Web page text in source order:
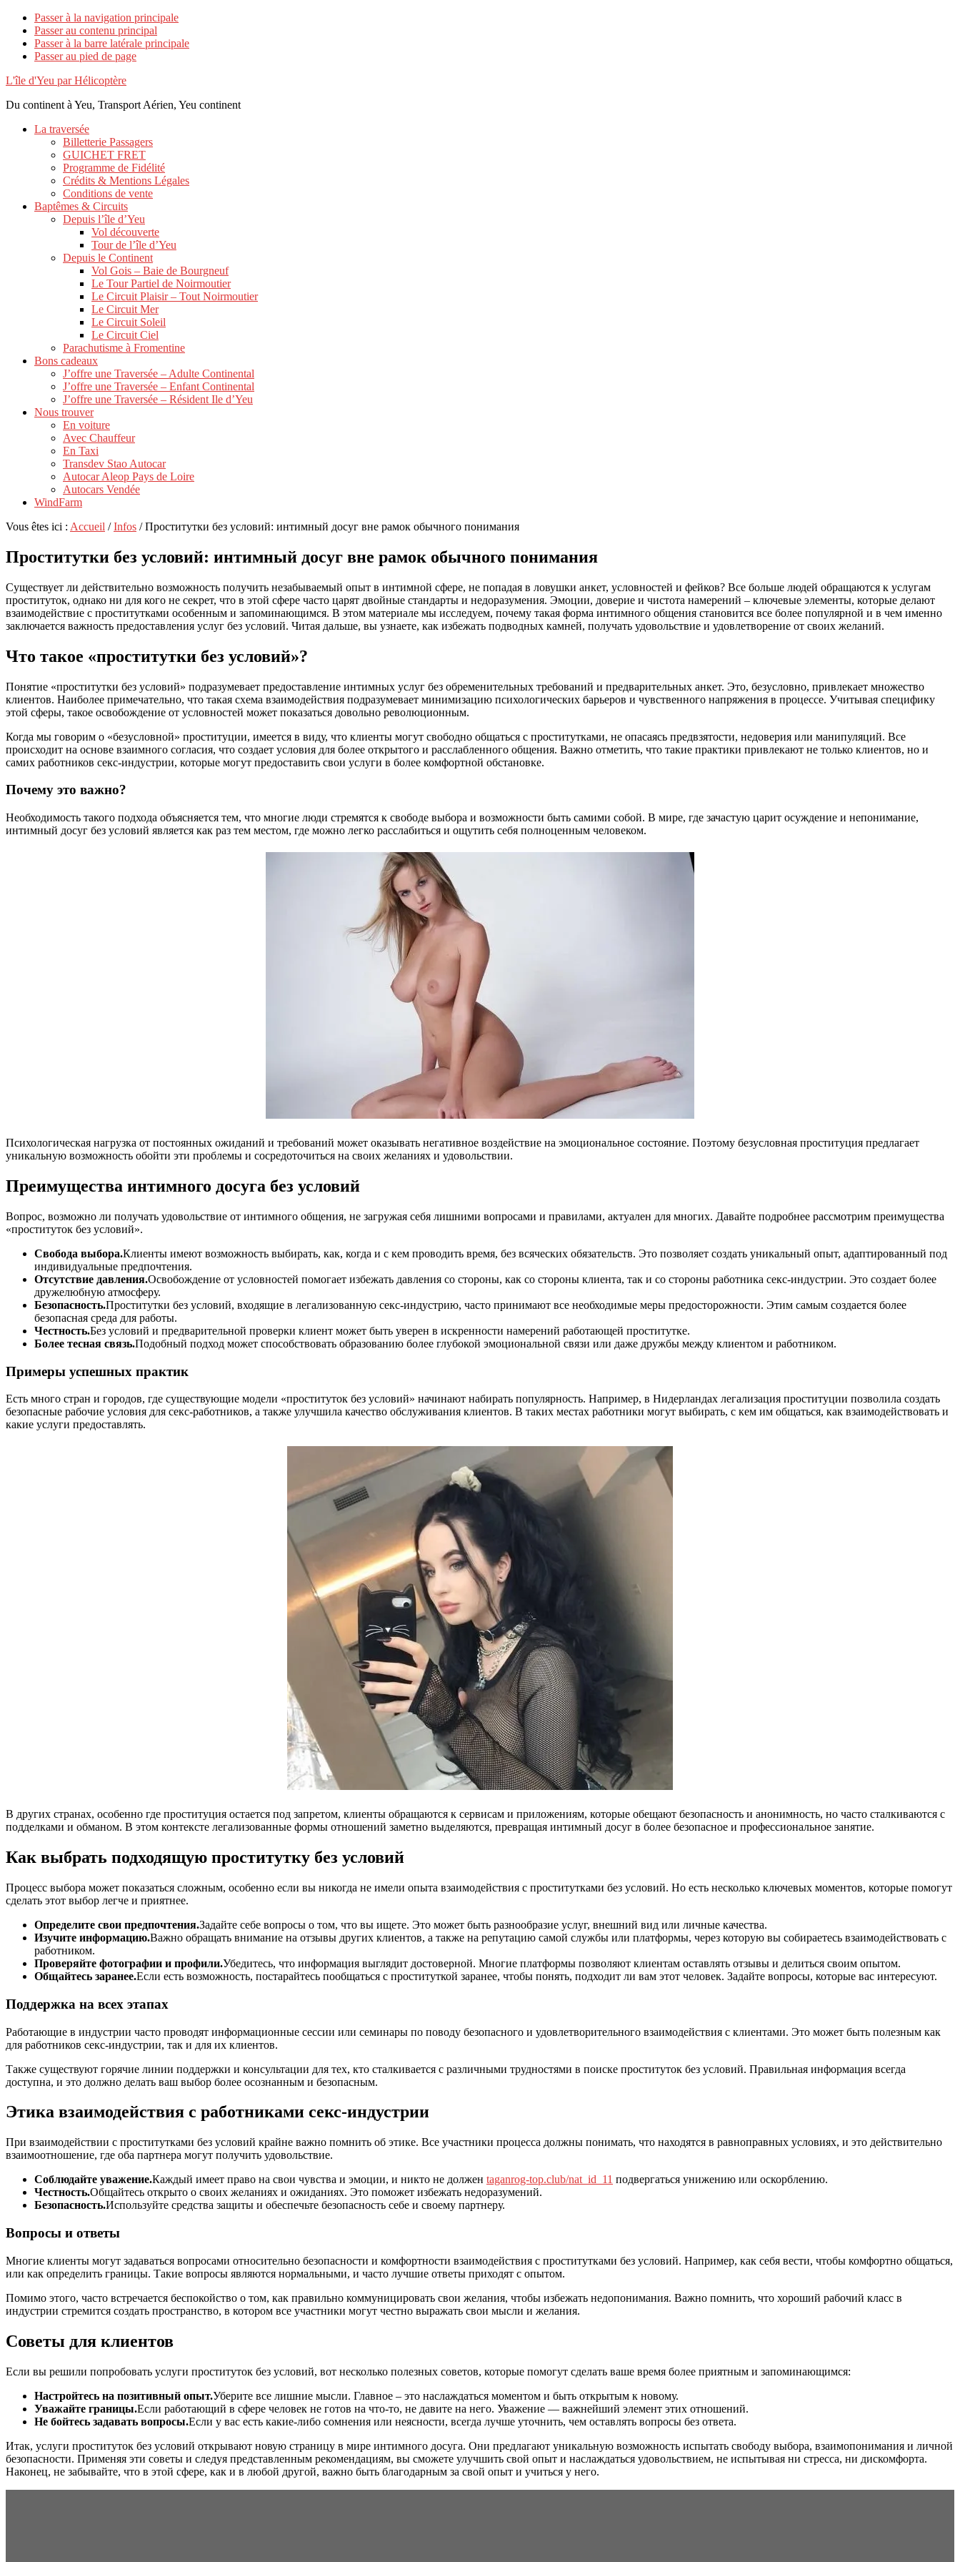
Passer à la navigation principale
Passer au contenu principal
Passer à la barre latérale principale
Passer au pied de page
L'île d'Yeu par Hélicoptère
Du continent à Yeu, Transport Aérien, Yeu continent
La traversée
Billetterie Passagers
GUICHET FRET
Programme de Fidélité
Crédits & Mentions Légales
Conditions de vente
Baptêmes & Circuits
Depuis l’île d’Yeu
Vol découverte
Tour de l’île d’Yeu
Depuis le Continent
Vol Gois – Baie de Bourgneuf
Le Tour Partiel de Noirmoutier
Le Circuit Plaisir – Tout Noirmoutier
Le Circuit Mer
Le Circuit Soleil
Le Circuit Ciel
Parachutisme à Fromentine
Bons cadeaux
J’offre une Traversée – Adulte Continental
J’offre une Traversée – Enfant Continental
J’offre une Traversée – Résident Ile d’Yeu
Nous trouver
En voiture
Avec Chauffeur
En Taxi
Transdev Stao Autocar
Autocar Aleop Pays de Loire
Autocars Vendée
WindFarm
Vous êtes ici : Accueil / Infos /Проститутки без условий: интимный досуг вне рамок обычного понимания
Проститутки без условий: интимный досуг вне рамок обычного понимания
Существует ли действительно возможность получить незабываемый опыт в интимной сфере, не попадая в ловушки анкет, условностей и фейков? Все больше людей обращаются к услугам
проституток, однако ни для кого не секрет, что в этой сфере часто царят двойные стандарты и недоразумения. Эмоции, доверие и чистота намерений – ключевые элементы, которые делают
взаимодействие с проститутками особенным и запоминающимся. В этом материале мы исследуем, почему такая форма интимного общения становится все более популярной и в чем именно
заключается важность предоставления услуг без условий. Читая дальше, вы узнаете, как избежать подводных камней, получать удовольствие и удовлетворение от своих желаний.
Что такое «проститутки без условий»?
Понятие «проститутки без условий» подразумевает предоставление интимных услуг без обременительных требований и предварительных анкет. Это, безусловно, привлекает множество
клиентов. Наиболее примечательно, что такая схема взаимодействия подразумевает минимизацию психологических барьеров и чувственного напряжения в процессе. Учитывая специфику
этой сферы, такое освобождение от условностей может показаться довольно революционным.
Когда мы говорим о «безусловной» проституции, имеется в виду, что клиенты могут свободно общаться с проститутками, не опасаясь предвзятости, недоверия или манипуляций. Все
происходит на основе взаимного согласия, что создает условия для более открытого и расслабленного общения. Важно отметить, что такие практики привлекают не только клиентов, но и
самих работников секс-индустрии, которые могут предоставить свои услуги в более комфортной обстановке.
Почему это важно?
Необходимость такого подхода объясняется тем, что многие люди стремятся к свободе выбора и возможности быть самими собой. В мире, где зачастую царит осуждение и непонимание,
интимный досуг без условий является как раз тем местом, где можно легко расслабиться и ощутить себя полноценным человеком.
Психологическая нагрузка от постоянных ожиданий и требований может оказывать негативное воздействие на эмоциональное состояние. Поэтому безусловная проституция предлагает
уникальную возможность обойти эти проблемы и сосредоточиться на своих желаниях и удовольствии.
Преимущества интимного досуга без условий
Вопрос, возможно ли получать удовольствие от интимного общения, не загружая себя лишними вопросами и правилами, актуален для многих. Давайте подробнее рассмотрим преимущества
«проституток без условий».
Свобода выбора.Клиенты имеют возможность выбирать, как, когда и с кем проводить время, без всяческих обязательств. Это позволяет создать уникальный опыт, адаптированный под
индивидуальные предпочтения.
Отсутствие давления.Освобождение от условностей помогает избежать давления со стороны, как со стороны клиента, так и со стороны работника секс-индустрии. Это создает более
дружелюбную атмосферу.
Безопасность.Проститутки без условий, входящие в легализованную секс-индустрию, часто принимают все необходимые меры предосторожности. Этим самым создается более
безопасная среда для работы.
Честность.Без условий и предварительной проверки клиент может быть уверен в искренности намерений работающей проститутке.
Более тесная связь.Подобный подход может способствовать образованию более глубокой эмоциональной связи или даже дружбы между клиентом и работником.
Примеры успешных практик
Есть много стран и городов, где существующие модели «проституток без условий» начинают набирать популярность. Например, в Нидерландах легализация проституции позволила создать
безопасные рабочие условия для секс-работников, а также улучшила качество обслуживания клиентов. В таких местах работники могут выбирать, с кем им общаться, как взаимодействовать и
какие услуги предоставлять.
В других странах, особенно где проституция остается под запретом, клиенты обращаются к сервисам и приложениям, которые обещают безопасность и анонимность, но часто сталкиваются с
подделками и обманом. В этом контексте легализованные формы отношений заметно выделяются, превращая интимный досуг в более безопасное и профессиональное занятие.
Как выбрать подходящую проститутку без условий
Процесс выбора может показаться сложным, особенно если вы никогда не имели опыта взаимодействия с проститутками без условий. Но есть несколько ключевых моментов, которые помогут
сделать этот выбор легче и приятнее.
Определите свои предпочтения.Задайте себе вопросы о том, что вы ищете. Это может быть разнообразие услуг, внешний вид или личные качества.
Изучите информацию.Важно обращать внимание на отзывы других клиентов, а также на репутацию самой службы или платформы, через которую вы собираетесь взаимодействовать с
работником.
Проверяйте фотографии и профили.Убедитесь, что информация выглядит достоверной. Многие платформы позволяют клиентам оставлять отзывы и делиться своим опытом.
Общайтесь заранее.Если есть возможность, постарайтесь пообщаться с проституткой заранее, чтобы понять, подходит ли вам этот человек. Задайте вопросы, которые вас интересуют.
Поддержка на всех этапах
Работающие в индустрии часто проводят информационные сессии или семинары по поводу безопасного и удовлетворительного взаимодействия с клиентами. Это может быть полезным как
для работников секс-индустрии, так и для их клиентов.
Также существуют горячие линии поддержки и консультации для тех, кто сталкивается с различными трудностями в поиске проституток без условий. Правильная информация всегда
доступна, и это должно делать ваш выбор более осознанным и безопасным.
Этика взаимодействия с работниками секс-индустрии
При взаимодействии с проститутками без условий крайне важно помнить об этике. Все участники процесса должны понимать, что находятся в равноправных условиях, и это действительно
взаимоотношение, где оба партнера могут получить удовольствие.
Соблюдайте уважение.Каждый имеет право на свои чувства и эмоции, и никто не должен taganrog-top.club/nat_id_11 подвергаться унижению или оскорблению.
Честность.Общайтесь открыто о своих желаниях и ожиданиях. Это поможет избежать недоразумений.
Безопасность.Используйте средства защиты и обеспечьте безопасность себе и своему партнеру.
Вопросы и ответы
Многие клиенты могут задаваться вопросами относительно безопасности и комфортности взаимодействия с проститутками без условий. Например, как себя вести, чтобы комфортно общаться,
или как определить границы. Такие вопросы являются нормальными, и часто лучшие ответы приходят с опытом.
Помимо этого, часто встречается беспокойство о том, как правильно коммуницировать свои желания, чтобы избежать недопонимания. Важно помнить, что хороший рабочий класс в
индустрии стремится создать пространство, в котором все участники могут честно выражать свои мысли и желания.
Советы для клиентов
Если вы решили попробовать услуги проституток без условий, вот несколько полезных советов, которые помогут сделать ваше время более приятным и запоминающимся:
Настройтесь на позитивный опыт.Уберите все лишние мысли. Главное – это наслаждаться моментом и быть открытым к новому.
Уважайте границы.Если работающий в сфере человек не готов на что-то, не давите на него. Уважение — важнейший элемент этих отношений.
Не бойтесь задавать вопросы.Если у вас есть какие-либо сомнения или неясности, всегда лучше уточнить, чем оставлять вопросы без ответа.
Итак, услуги проституток без условий открывают новую страницу в мире интимного досуга. Они предлагают уникальную возможность испытать свободу выбора, взаимопонимания и личной
безопасности. Применяя эти советы и следуя представленным рекомендациям, вы сможете улучшить свой опыт и наслаждаться удовольствием, не испытывая ни стресса, ни дискомфорта.
Наконец, не забывайте, что в этой сфере, как и в любой другой, важно быть благодарным за свой опыт и учиться у него.